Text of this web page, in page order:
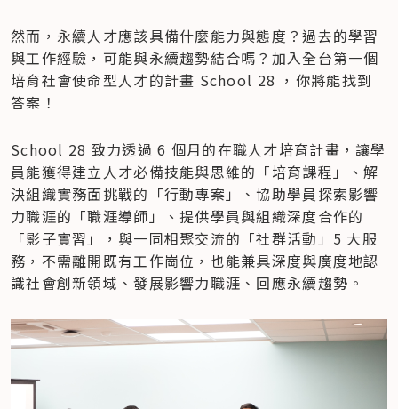
然而，永續人才應該具備什麼能力與態度？過去的學習
與工作經驗，可能與永續趨勢結合嗎？加入全台第一個
培育社會使命型人才的計畫 School 28 ，你將能找到
答案！
School 28 致力透過 6 個月的在職人才培育計畫，讓學
員能獲得建立人才必備技能與思維的「培育課程」、解
決組織實務面挑戰的「行動專案」、協助學員探索影響
力職涯的「職涯導師」、提供學員與組織深度合作的
「影子實習」，與一同相聚交流的「社群活動」5 大服
務，不需離開既有工作崗位，也能兼具深度與廣度地認
識社會創新領域、發展影響力職涯、回應永續趨勢。